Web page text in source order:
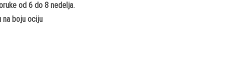
od 6 do 8 nedelja.
na boju ociju